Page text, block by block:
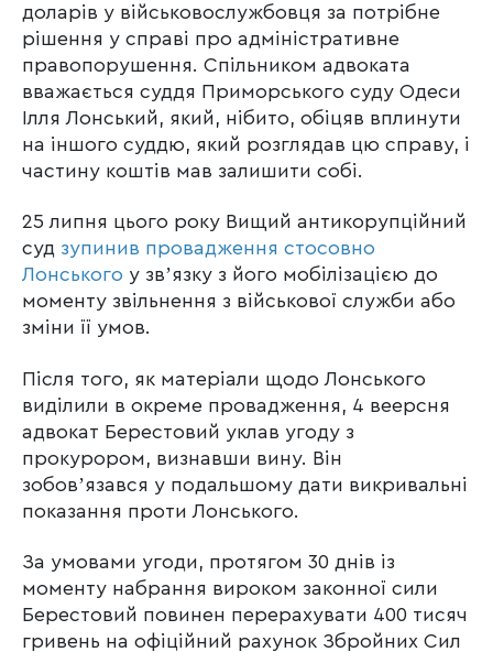
доларів у військовослужбовця за потрібне
рішення у справі про адміністративне
правопорушення. Спільником адвоката
вважається суддя Приморського суду Одеси
Ілля Лонський, який, нібито, обіцяв вплинути
на іншого суддю, який розглядав цю справу, і
частину коштів мав залишити собі.
25 липня цього року Вищий антикорупційний
суд зупинив провадження стосовно
Лонського у звʼязку з його мобілізацією до
моменту звільнення з військової служби або
зміни її умов.
Після того, як матеріали щодо Лонського
виділили в окреме провадження, 4 веерсня
адвокат Берестовий уклав угоду з
прокурором, визнавши вину. Він
зобовʼязався у подальшому дати викривальні
показання проти Лонського.
За умовами угоди, протягом 30 днів із
моменту набрання вироком законної сили
Берестовий повинен перерахувати 400 тисяч
гривень на офіційний рахунок Збройних Сил